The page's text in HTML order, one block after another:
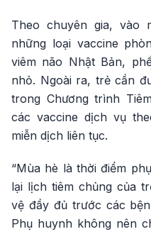
Theo chuyên gia, vào
những loại vaccine
viêm não Nhật Bản,
nhỏ. Ngoài ra, trẻ cần
trong Chương trình
các vaccine dịch vụ
miễn dịch liên tục.
“Mùa hè là thời điểm
lại lịch tiêm chủng của
vệ đầy đủ trước các
Phụ huynh không nên